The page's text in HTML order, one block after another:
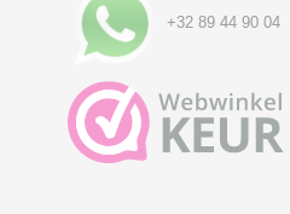
+32 89 44 90 04